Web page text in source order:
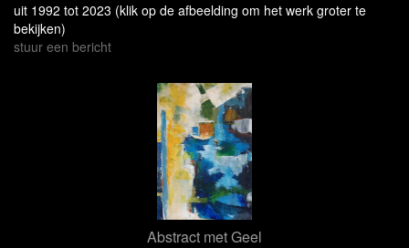
uit 1992 tot 2023 (klik op de afbeelding om het werk groter te
bekijken)
stuur een bericht
Abstract met Geel